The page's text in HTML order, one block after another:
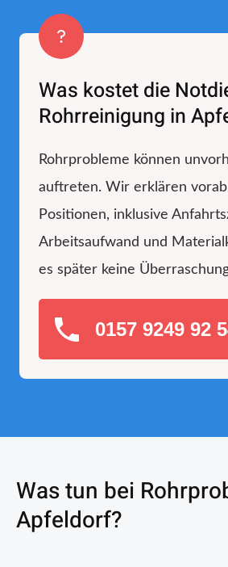
Was kostet die
Rohrreinigung in
Rohrprobleme können
auftreten. Wir erklären vorab
Positionen, inklusive
Arbeitsaufwand und
es später keine
0157 9249 92
Was tun bei
Apfeldorf?